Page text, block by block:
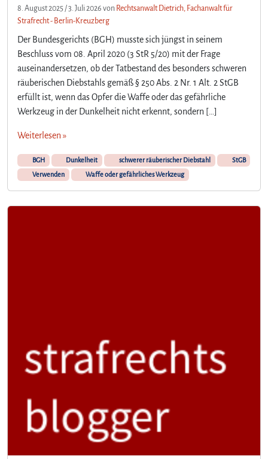
8. August 2025 /3. Juli 2026 von Rechtsanwalt Dietrich, Fachanwalt für
Strafrecht - Berlin-Kreuzberg
Der Bundesgerichts (BGH) musste sich jüngst in seinem
Beschluss vom 08. April 2020 (3 StR 5/20) mit der Frage
auseinandersetzen, ob der Tatbestand des besonders schweren
räuberischen Diebstahls gemäß § 250 Abs. 2 Nr. 1 Alt. 2 StGB
erfüllt ist, wenn das Opfer die Waffe oder das gefährliche
Werkzeug in der Dunkelheit nicht erkennt, sondern […]
Weiterlesen »
BGH Dunkelheit schwerer räuberischer Diebstahl
StGB
Verwenden
Waffe oder gefährliches Werkzeug